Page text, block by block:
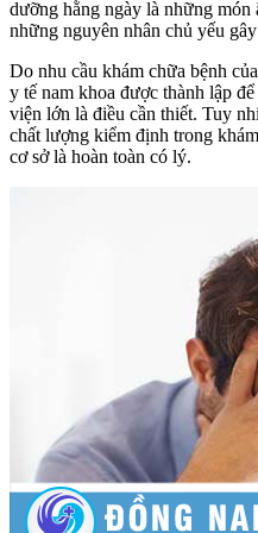
dưỡng hằng ngày là những món
những nguyên nhân chủ yếu
Do nhu cầu khám chữa bệnh
y tế nam khoa được thành lập
viện lớn là điều cần thiết. Tuy
chất lượng kiểm định trong
cơ sở là hoàn toàn có lý.